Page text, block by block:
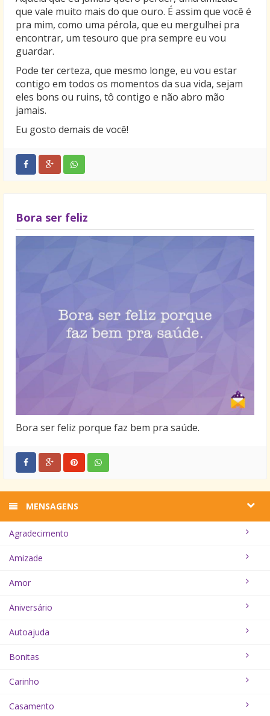
que vale muito mais do que ouro. É assim que você é
pra mim, como uma pérola, que eu mergulhei pra
encontrar, um tesouro que pra sempre eu vou
guardar.
Pode ter certeza, que mesmo longe, eu vou estar
contigo em todos os momentos da sua vida, sejam
eles bons ou ruins, tô contigo e não abro mão
jamais.
Eu gosto demais de você!
Bora ser feliz
Bora ser feliz porque faz bem pra saúde.
MENSAGENS
Agradecimento
Amizade
Amor
Aniversário
Autoajuda
Bonitas
Carinho
Casamento